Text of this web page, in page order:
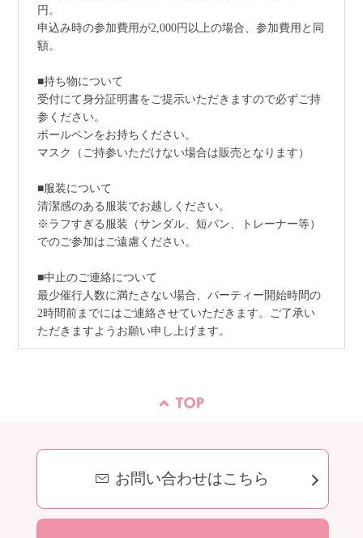
円。
申込み時の参加費用が2,000円以上の場合、参加費用と同
額。
■持ち物について
受付にて身分証明書をご提示いただきますので必ずご持
参ください。
ボールペンをお持ちください。
マスク（ご持参いただけない場合は販売となります）
■服装について
清潔感のある服装でお越しください。
※ラフすぎる服装（サンダル、短パン、トレーナー等）
でのご参加はご遠慮ください。
■中止のご連絡について
最少催行人数に満たさない場合、パーティー開始時間の
2時間前までにはご連絡させていただきます。ご了承い
ただきますようお願い申し上げます。
お問い合わせはこちら